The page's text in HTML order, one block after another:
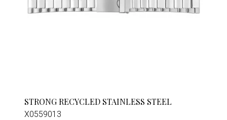
STRONG RECYCLED STAINLESS STEEL
X0559013